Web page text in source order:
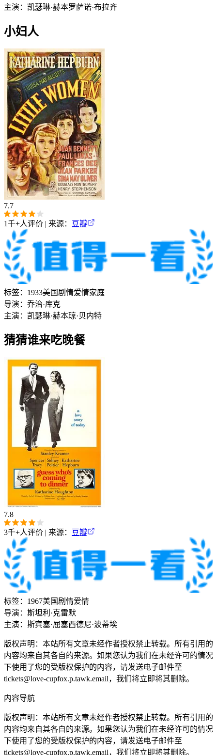
主演： 凯瑟琳·赫本罗萨诺·布拉齐
小妇人
7.7
1千+人评价 | 来源： 豆瓣
标签： 1933美国 剧情爱情家庭
导演： 乔治·库克
主演： 凯瑟琳·赫本琼·贝内特
猜猜谁来吃晚餐
7.8
3千+人评价 | 来源： 豆瓣
标签： 1967美国 剧情爱情
导演： 斯坦利·克雷默
主演： 斯宾塞·屈塞西德尼·波蒂埃
版权声明：本站所有文章未经作者授权禁止转载。所有引用的
内容均来自其各自的来源。如果您认为我们在未经许可的情况
下使用了您的受版权保护的内容，请发送电子邮件至
tickets@love-cupfox.p.tawk.email，我们将立即将其删除。
内容导航
版权声明：本站所有文章未经作者授权禁止转载。所有引用的
内容均来自其各自的来源。如果您认为我们在未经许可的情况
下使用了您的受版权保护的内容，请发送电子邮件至
tickets@love-cupfox.p.tawk.email，我们将立即将其删除。